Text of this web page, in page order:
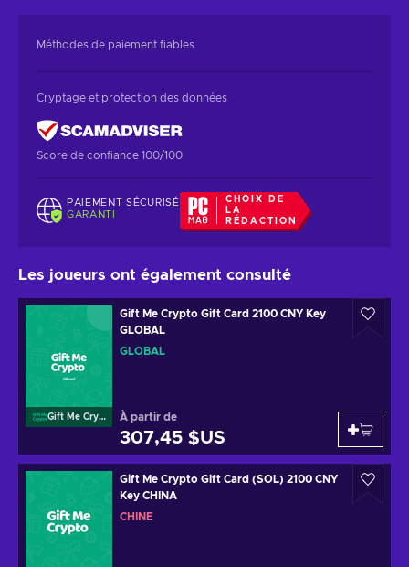
Méthodes de paiement fiables
Cryptage et protection des données
Score de confiance 100/100
PAIEMENT SÉCURISÉ
GARANTI
CHOIX DE
LA
RÉDACTION
Les joueurs ont également consulté
Gift Me Crypto
Gift Me Crypto Gift Card 2100 CNY Key
GLOBAL
GLOBAL
À partir de
307,45 $US
Gift Me Crypto Gift Card (SOL) 2100 CNY
Key CHINA
CHINE